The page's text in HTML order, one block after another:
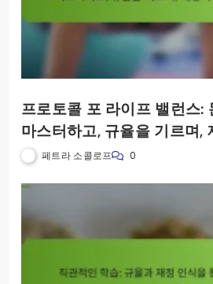
프로토콜 포 라이프 밸런스:
마스터하고, 규율을 기르며,
성하세요
페트라 소콜로프 0